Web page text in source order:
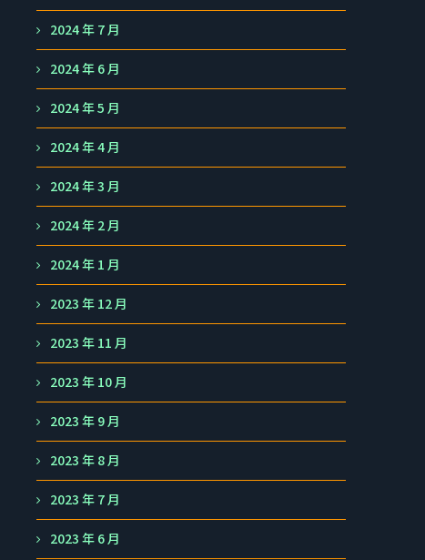
2024 年 7 月
2024 年 6 月
2024 年 5 月
2024 年 4 月
2024 年 3 月
2024 年 2 月
2024 年 1 月
2023 年 12 月
2023 年 11 月
2023 年 10 月
2023 年 9 月
2023 年 8 月
2023 年 7 月
2023 年 6 月